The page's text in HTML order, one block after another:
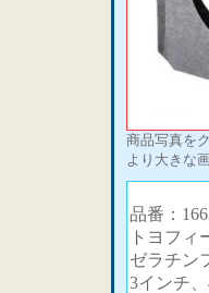
商品写真を
より大きな
品番：
トヨフィ
ゼラチン
3インチ